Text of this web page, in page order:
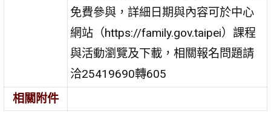
免費參與，詳細日期與內容可於中心
網站（https://family.gov.taipei）課程
與活動瀏覽及下載，相關報名問題請
洽25419690轉605
相關附件